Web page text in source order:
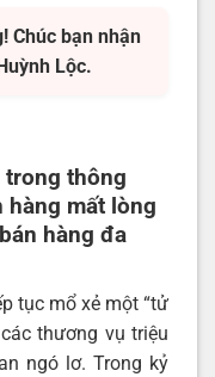
Chúc bạn nhận
Lộc.
trong thông
hàng mất lòng
hàng đa
tục mổ xẻ một “tử
thương vụ triệu
ngó lơ. Trong kỷ